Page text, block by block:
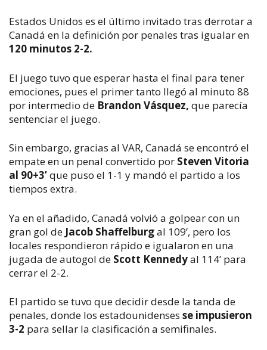
Estados Unidos es el último invitado tras derrotar a
Canadá en la definición por penales tras igualar en
120 minutos 2-2.
El juego tuvo que esperar hasta el final para tener
emociones, pues el primer tanto llegó al minuto 88
por intermedio de Brandon Vásquez, que parecía
sentenciar el juego.
Sin embargo, gracias al VAR, Canadá se encontró el
empate en un penal convertido por Steven Vitoria
al 90+3’que puso el 1-1 y mandó el partido a los
tiempos extra.
Ya en el añadido, Canadá volvió a golpear con un
gran gol de Jacob Shaffelburgal 109’, pero los
locales respondieron rápido e igualaron en una
jugada de autogol de Scott Kennedyal 114’ para
cerrar el 2-2.
El partido se tuvo que decidir desde la tanda de
penales, donde los estadounidenses se impusieron
3-2 para sellar la clasificación a semifinales.